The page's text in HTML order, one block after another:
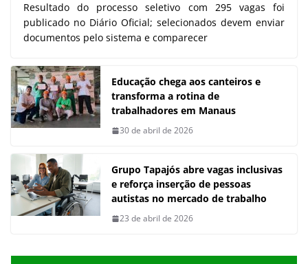
Resultado do processo seletivo com 295 vagas foi
publicado no Diário Oficial; selecionados devem enviar
documentos pelo sistema e comparecer
Educação chega aos canteiros e
transforma a rotina de
trabalhadores em Manaus
30 de abril de 2026
Grupo Tapajós abre vagas inclusivas
e reforça inserção de pessoas
autistas no mercado de trabalho
23 de abril de 2026